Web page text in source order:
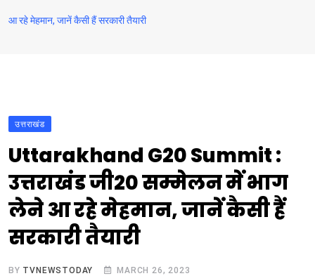
उत्तराखंड
बिजनेस
विदेश
आ रहे मेहमान, जानें कैसी हैं सरकारी तैयारी
उत्तराखंड
Uttarakhand G20 Summit :
उत्तराखंड जी20 सम्मेलन में भाग
लेने आ रहे मेहमान, जानें कैसी हैं
सरकारी तैयारी
BY TVNEWSTODAY MARCH 26, 2023